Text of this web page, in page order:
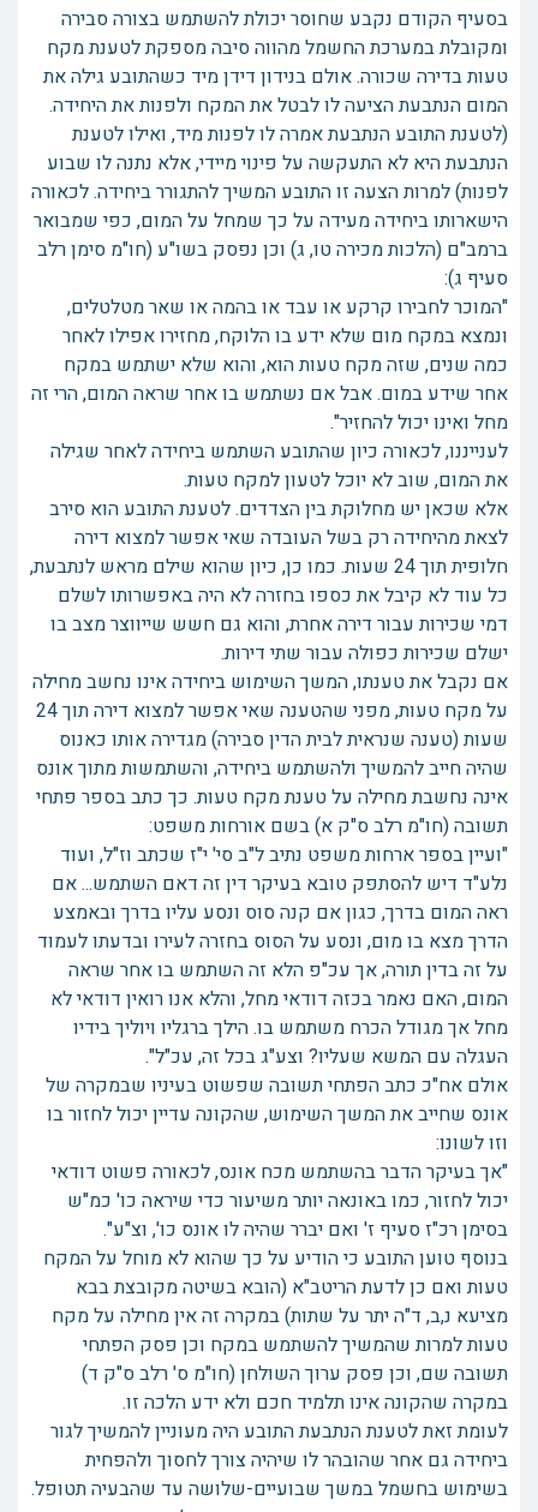
בסעיף הקודם נקבע שחוסר יכולת להשתמש בצורה סבירה
ומקובלת במערכת החשמל מהווה סיבה מספקת לטענת מקח
טעות בדירה שכורה. אולם בנידון דידן מיד כשהתובע גילה את
המום הנתבעת הציעה לו לבטל את המקח ולפנות את היחידה.
(לטענת התובע הנתבעת אמרה לו לפנות מיד, ואילו לטענת
הנתבעת היא לא התעקשה על פינוי מיידי, אלא נתנה לו שבוע
לפנות) למרות הצעה זו התובע המשיך להתגורר ביחידה. לכאורה
הישארותו ביחידה מעידה על כך שמחל על המום, כפי שמבואר
ברמב"ם (הלכות מכירה טו, ג) וכן נפסק בשו"ע (חו"מ סימן רלב
סעיף ג):
"המוכר לחבירו קרקע או עבד או בהמה או שאר מטלטלים,
ונמצא במקח מום שלא ידע בו הלוקח, מחזירו אפילו לאחר
כמה שנים, שזה מקח טעות הוא, והוא שלא ישתמש במקח
אחר שידע במום. אבל אם נשתמש בו אחר שראה המום, הרי זה
מחל ואינו יכול להחזיר".
לענייננו, לכאורה כיון שהתובע השתמש ביחידה לאחר שגילה
את המום, שוב לא יוכל לטעון למקח טעות.
אלא שכאן יש מחלוקת בין הצדדים. לטענת התובע הוא סירב
לצאת מהיחידה רק בשל העובדה שאי אפשר למצוא דירה
חלופית תוך 24 שעות. כמו כן, כיון שהוא שילם מראש לנתבעת,
כל עוד לא קיבל את כספו בחזרה לא היה באפשרותו לשלם
דמי שכירות עבור דירה אחרת, והוא גם חשש שייווצר מצב בו
ישלם שכירות כפולה עבור שתי דירות.
אם נקבל את טענתו, המשך השימוש ביחידה אינו נחשב מחילה
על מקח טעות, מפני שהטענה שאי אפשר למצוא דירה תוך 24
שעות (טענה שנראית לבית הדין סבירה) מגדירה אותו כאנוס
שהיה חייב להמשיך ולהשתמש ביחידה, והשתמשות מתוך אונס
אינה נחשבת מחילה על טענת מקח טעות. כך כתב בספר פתחי
תשובה (חו"מ רלב ס"ק א) בשם אורחות משפט:
"ועיין בספר ארחות משפט נתיב ל"ב סי' י"ז שכתב וז"ל, ועוד
נלע"ד דיש להסתפק טובא בעיקר דין זה דאם השתמש... אם
ראה המום בדרך, כגון אם קנה סוס ונסע עליו בדרך ובאמצע
הדרך מצא בו מום, ונסע על הסוס בחזרה לעירו ובדעתו לעמוד
על זה בדין תורה, אך עכ"פ הלא זה השתמש בו אחר שראה
המום, האם נאמר בכזה דודאי מחל, והלא אנו רואין דודאי לא
מחל אך מגודל הכרח משתמש בו. הילך ברגליו ויוליך בידיו
העגלה עם המשא שעליו? וצע"ג בכל זה, עכ"ל".
אולם אח"כ כתב הפתחי תשובה שפשוט בעיניו שבמקרה של
אונס שחייב את המשך השימוש, שהקונה עדיין יכול לחזור בו
וזו לשונו:
"אך בעיקר הדבר בהשתמש מכח אונס, לכאורה פשוט דודאי
יכול לחזור, כמו באונאה יותר משיעור כדי שיראה כו' כמ"ש
בסימן רכ"ז סעיף ז' ואם יברר שהיה לו אונס כו', וצ"ע".
בנוסף טוען התובע כי הודיע על כך שהוא לא מוחל על המקח
טעות ואם כן לדעת הריטב"א (הובא בשיטה מקובצת בבא
מציעא נ,ב, ד"ה יתר על שתות) במקרה זה אין מחילה על מקח
טעות למרות שהמשיך להשתמש במקח וכן פסק הפתחי
תשובה שם, וכן פסק ערוך השולחן (חו"מ ס' רלב ס"ק ד)
במקרה שהקונה אינו תלמיד חכם ולא ידע הלכה זו.
לעומת זאת לטענת הנתבעת התובע היה מעוניין להמשיך לגור
ביחידה גם אחר שהובהר לו שיהיה צורך לחסוך ולהפחית
בשימוש בחשמל במשך שבועיים-שלושה עד שהבעיה תטופל.